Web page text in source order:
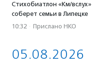
Стихобиатлон «Км/вслух»
соберет семьи в Липецке
10:32 · Прислано НКО
05.08.2026